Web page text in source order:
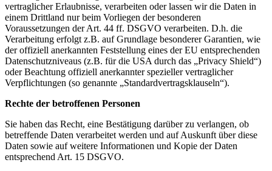
vertraglicher Erlaubnisse, verarbeiten oder lassen wir die Daten in
einem Drittland nur beim Vorliegen der besonderen
Voraussetzungen der Art. 44 ff. DSGVO verarbeiten. D.h. die
Verarbeitung erfolgt z.B. auf Grundlage besonderer Garantien, wie
der offiziell anerkannten Feststellung eines der EU entsprechenden
Datenschutzniveaus (z.B. für die USA durch das „Privacy Shield“)
oder Beachtung offiziell anerkannter spezieller vertraglicher
Verpflichtungen (so genannte „Standardvertragsklauseln“).
Rechte der betroffenen Personen
Sie haben das Recht, eine Bestätigung darüber zu verlangen, ob
betreffende Daten verarbeitet werden und auf Auskunft über diese
Daten sowie auf weitere Informationen und Kopie der Daten
entsprechend Art. 15 DSGVO.